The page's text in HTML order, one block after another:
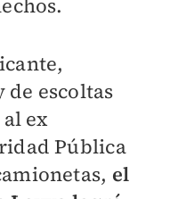
escoltas
ex
Pública
el